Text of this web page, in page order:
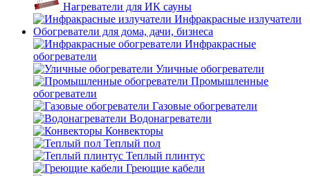
Нагреватели для ИК сауны
Инфракрасные излучатели
Обогреватели для дома, дачи, бизнеса
Инфракрасные
обогреватели
Уличные обогреватели
Промышленные
обогреватели
Газовые обогреватели
Водонагреватели
Конвекторы
Теплый пол
Теплый плинтус
Греющие кабели